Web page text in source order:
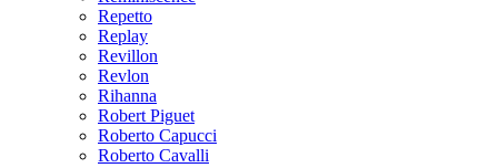
Repetto
Replay
Revillon
Revlon
Rihanna
Robert Piguet
Roberto Capucci
Roberto Cavalli